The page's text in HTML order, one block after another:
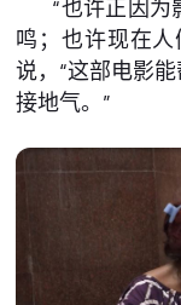
“也许正因
鸣；也许现在
说，“这部电影
接地气。”